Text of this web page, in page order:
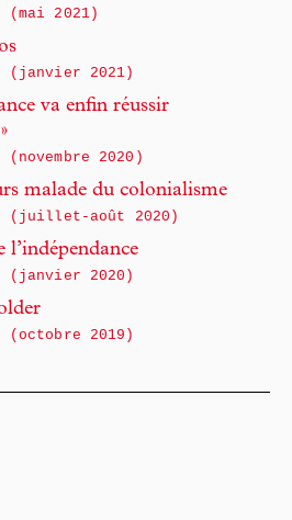
(mai 2021)
(janvier 2021)
va enfin réussir
2020)
malade du colonialisme
(juillet-août 2020)
l’indépendance
(janvier 2020)
(octobre 2019)